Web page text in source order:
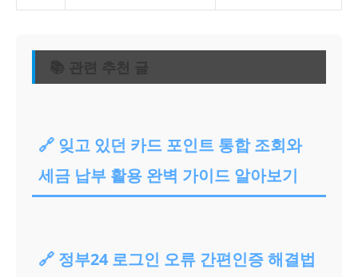
📚 관련 추천 글
🔗 잊고 있던 카드 포인트 통합 조회와
세금 납부 활용 완벽 가이드 알아보기
🔗 정부24 로그인 오류 간편인증 해결법